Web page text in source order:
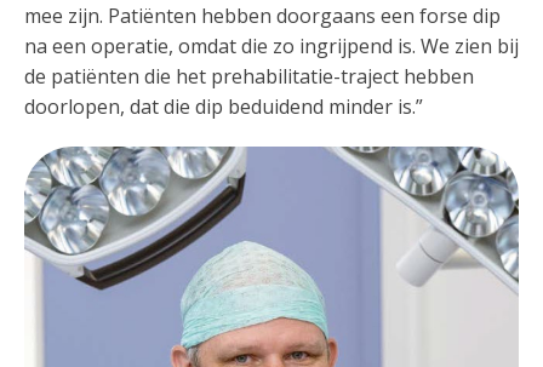
mee zijn. Patiënten hebben doorgaans een forse dip
na een operatie, omdat die zo ingrijpend is. We zien bij
de patiënten die het prehabilitatie-traject hebben
doorlopen, dat die dip beduidend minder is.”